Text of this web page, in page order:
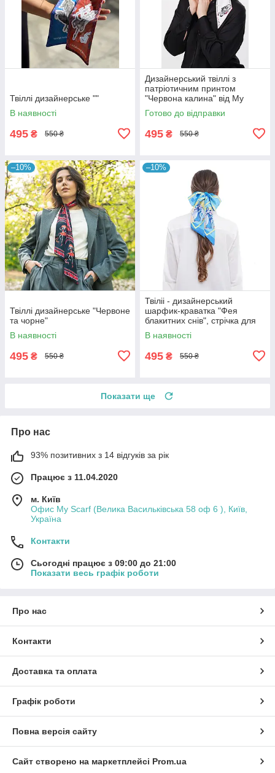
Твіллі дизайнерське ""
В наявності
495 ₴ 550 ₴
Дизайнерський твіллі з
патріотичним принтом
"Червона калина" від My
Scarf
Готово до відправки
495 ₴ 550 ₴
–10%
Твіллі дизайнерське "Червоне
та чорне"
В наявності
495 ₴ 550 ₴
–10%
Твіліі - дизайнерський
шарфик-краватка "Фея
блакитних снів", стрічка для
волосся
В наявності
495 ₴ 550 ₴
Показати ще
Про нас
93% позитивних з 14 відгуків за рік
Працює з 11.04.2020
м. Київ
Офис My Scarf (Велика Васильківська 58 оф 6 ), Київ,
Україна
Контакти
Сьогодні працює з 09:00 до 21:00
Показати весь графік роботи
Про нас
Контакти
Доставка та оплата
Графік роботи
Повна версія сайту
Сайт створено на маркетплейсі Prom.ua